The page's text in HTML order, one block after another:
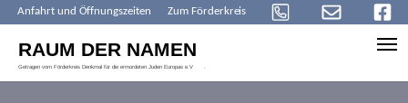
Anfahrt und Öffnungszeiten Zum Förderkreis